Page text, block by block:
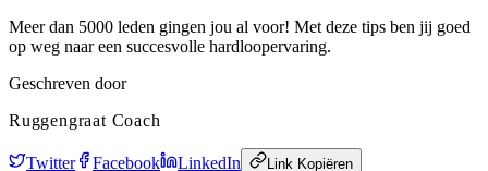
Meer dan 5000 leden gingen jou al voor! Met deze tips ben jij goed
op weg naar een succesvolle hardloopervaring.
Geschreven door
Ruggengraat Coach
Twitter Facebook LinkedIn
Link Kopiëren